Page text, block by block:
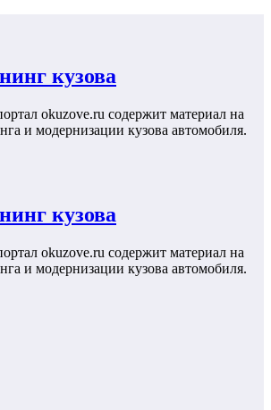
кузова
okuzove.ru содержит материал на
и модернизации кузова автомобиля.
кузова
okuzove.ru содержит материал на
и модернизации кузова автомобиля.